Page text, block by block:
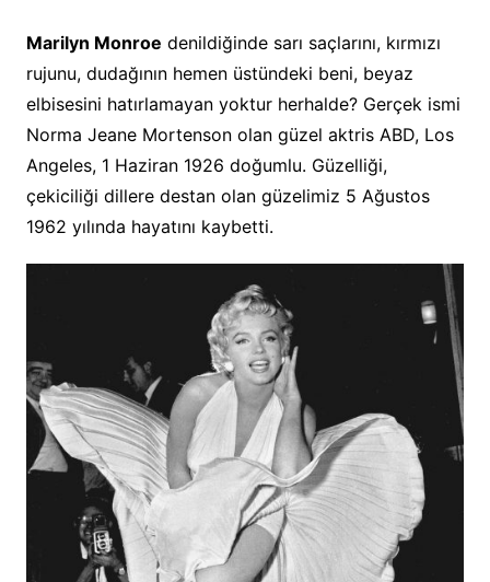
Marilyn Monroe denildiğinde sarı saçlarını, kırmızı
rujunu, dudağının hemen üstündeki beni, beyaz
elbisesini hatırlamayan yoktur herhalde? Gerçek ismi
Norma Jeane Mortenson olan güzel aktris ABD, Los
Angeles, 1 Haziran 1926 doğumlu. Güzelliği,
çekiciliği dillere destan olan güzelimiz 5 Ağustos
1962 yılında hayatını kaybetti.